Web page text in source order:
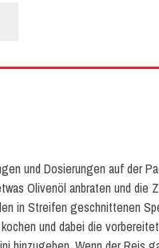
und Dosierungen auf der
Olivenöl anbraten und
in Streifen geschnittenen
und dabei die